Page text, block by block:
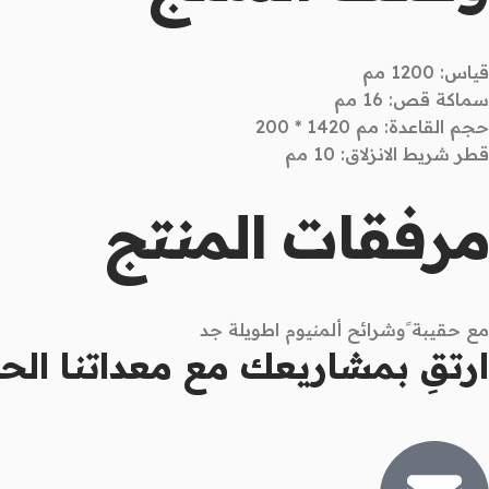
قياس: 1200 مم
سماكة قص: 16 مم
حجم القاعدة: مم 1420 * 200
قطر شريط الانزلاق: 10 مم
مرفقات المنتج
مع حقيبة ًوشرائح ألمنيوم اطويلة جد
ارتقِ بمشاريعك مع معداتنا